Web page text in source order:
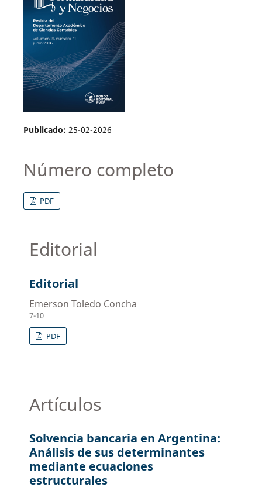
Publicado: 25-02-2026
Número completo
PDF
Editorial
Editorial
Emerson Toledo Concha
7-10
PDF
Artículos
Solvencia bancaria en Argentina:
Análisis de sus determinantes
mediante ecuaciones
estructurales